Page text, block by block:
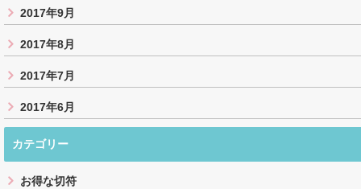
2017年9月
2017年8月
2017年7月
2017年6月
カテゴリー
お得な切符